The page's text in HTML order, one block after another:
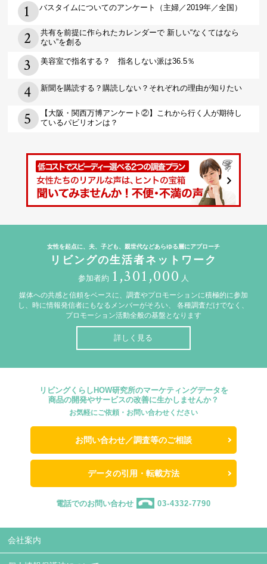
バスタイムについてのアンケート（主婦／2019年／全国）
共有を前提に作られたカレンダーで 新しい“なくてはなら
ない”を創る
美容室で指名する？ 指名しない派は36.5％
新聞を購読する？購読しない？それぞれの理由が知りたい
【大阪・関西万博アンケート②】これから行く人が期待し
ているパビリオンは？
女性を起点に、夫、子ども、親世代などあらゆる層にアプローチ
リビングの生活者ネットワーク
参加者約 1,301,000 人
媒体への共感と信頼をベースに、調査やプロモーションに積極的に参加
し、時に情報発信者にもなるメンバーがそろい、
各種調査だけでなく、
プロモーション活動全般の基盤となります
詳しく見る
リビングくらしHOW研究所のマーケティングデータを
商品の開発やサービスの改善に生かしませんか？
お気軽にご依頼・お問い合わせください
お問い合わせ／調査等のご相談
データの引用・転載方法
電話でのお問い合わせ 03-4332-7790
会社案内